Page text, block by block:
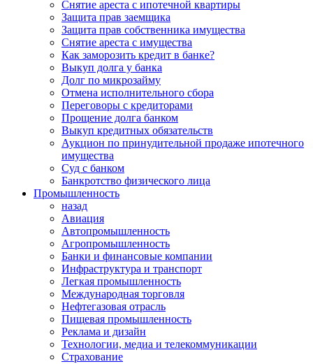
Снятие ареста с ипотечной квартиры
Защита прав заемщика
Защита прав собственника имущества
Снятие ареста с имущества
Как заморозить кредит в банке?
Выкуп долга у банка
Долг по микрозайму
Отмена исполнительного сбора
Переговоры с кредиторами
Прощение долга банком
Выкуп кредитных обязательств
Аукцион по принудительной продаже ипотечного
имущества
Суд с банком
Банкротство физического лица
Промышленность
назад
Авиация
Автопромышленность
Агропромышленность
Банки и финансовые компании
Инфраструктура и транспорт
Легкая промышленность
Международная торговля
Нефтегазовая отрасль
Пищевая промышленность
Реклама и дизайн
Технологии, медиа и телекоммуникации
Страхование